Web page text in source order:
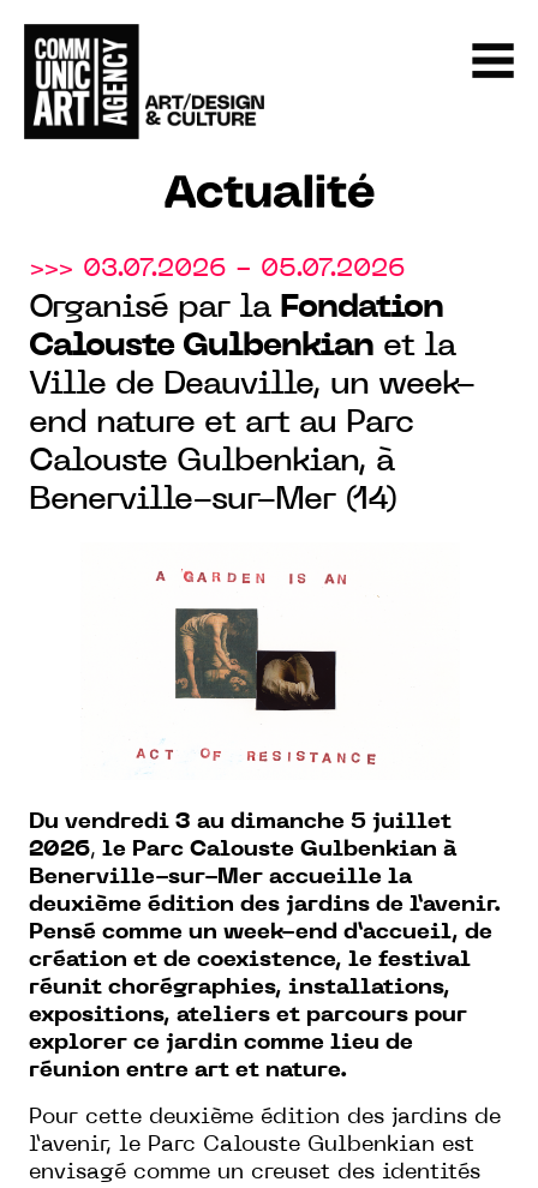
Actualité
>>> 03.07.2026 - 05.07.2026
Organisé par la Fondation
Calouste Gulbenkian et la
Ville de Deauville, un week-
end nature et art au Parc
Calouste Gulbenkian, à
Benerville-sur-Mer (14)
Du vendredi 3 au dimanche 5 juillet
2026, le Parc Calouste Gulbenkian à
Benerville-sur-Mer accueille la
deuxième édition des jardins de l’avenir.
Pensé comme un week-end d’accueil, de
création et de coexistence, le festival
réunit chorégraphies, installations,
expositions, ateliers et parcours pour
explorer ce jardin comme lieu de
réunion entre art et nature.
Pour cette deuxième édition des jardins de
l’avenir, le Parc Calouste Gulbenkian est
envisagé comme un creuset des identités